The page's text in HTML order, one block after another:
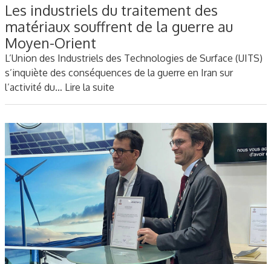
Les industriels du traitement des
matériaux souffrent de la guerre au
Moyen-Orient
L’Union des Industriels des Technologies de Surface (UITS)
s’inquiète des conséquences de la guerre en Iran sur
l’activité du… Lire la suite